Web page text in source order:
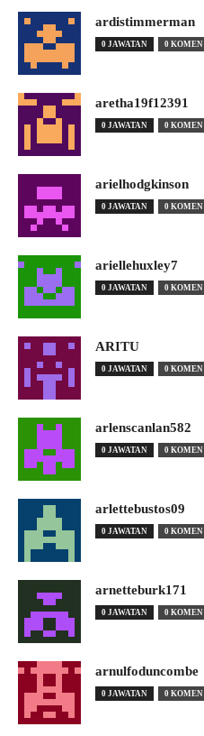
ardistimmerman
0 JAWATAN 0 KOMEN
aretha19f12391
0 JAWATAN 0 KOMEN
arielhodgkinson
0 JAWATAN 0 KOMEN
ariellehuxley7
0 JAWATAN 0 KOMEN
ARITU
0 JAWATAN 0 KOMEN
arlenscanlan582
0 JAWATAN 0 KOMEN
arlettebustos09
0 JAWATAN 0 KOMEN
arnetteburk171
0 JAWATAN 0 KOMEN
arnulfoduncombe
0 JAWATAN 0 KOMEN